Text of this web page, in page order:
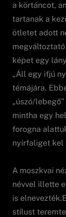
a körtáncot,
tartanak a
ötletet adott
képet egy
„Áll egy ifjú
témájára.
„úszó/
mintha egy
forogna
nyírfaliget kel
A moszkvai
névvel illette
is
stílust